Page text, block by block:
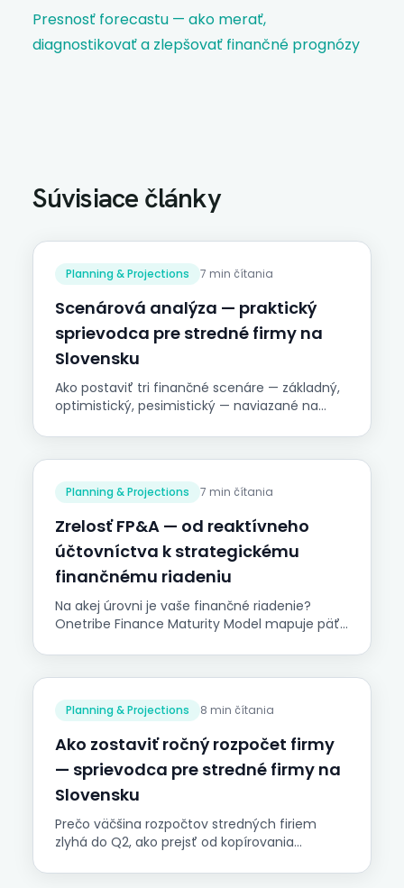
Presnosť forecastu — ako merať,
diagnostikovať a zlepšovať finančné prognózy
Súvisiace články
Planning & Projections 7 min čítania
Scenárová analýza — praktický
sprievodca pre stredné firmy na
Slovensku
Ako postaviť tri finančné scenáre — základný,
optimistický, pesimistický — naviazané na
rozpočte.
Planning & Projections 7 min čítania
Zrelosť FP&A — od reaktívneho
účtovníctva k strategickému
finančnému riadeniu
Na akej úrovni je vaše finančné riadenie?
Onetribe Finance Maturity Model mapuje päť
strategické business partnerstvo. Praktický
sprievodca pre stredné firmy na Slovensku s 1–
5 ľuďmi vo financiách.
Planning & Projections 8 min čítania
Ako zostaviť ročný rozpočet firmy
— sprievodca pre stredné firmy na
Slovensku
Prečo väčšina rozpočtov stredných firiem
zlyhá do Q2, ako prejsť od kopírovania
zásad, najčastejšie chyby a praktické kroky pre